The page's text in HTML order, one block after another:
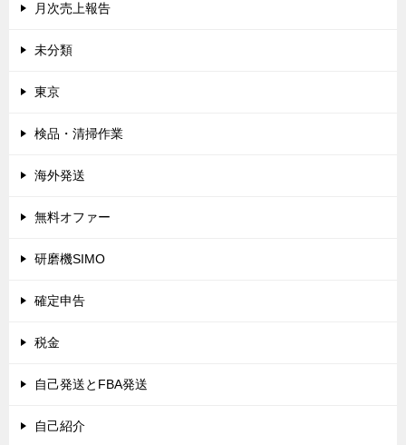
月次売上報告
未分類
東京
検品・清掃作業
海外発送
無料オファー
研磨機SIMO
確定申告
税金
自己発送とFBA発送
自己紹介